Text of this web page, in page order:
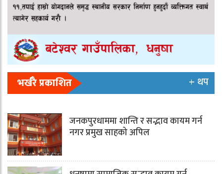
भर्खरै प्रकाशित + थप
जनकपुरधाममा शान्ति र सद्भाव कायम गर्न
नगर प्रमुख साहको अपिल